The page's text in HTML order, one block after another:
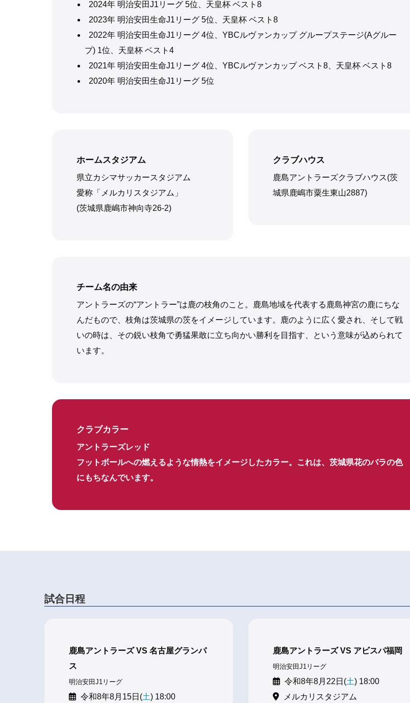
2024年 明治安田J1リーグ 5位、天皇杯 ベスト8
2023年 明治安田生命J1リーグ 5位、天皇杯 ベスト8
2022年 明治安田生命J1リーグ 4位、YBCルヴァンカップ グループステージ(Aグルー
プ) 1位、天皇杯 ベスト4
2021年 明治安田生命J1リーグ 4位、YBCルヴァンカップ ベスト8、天皇杯 ベスト8
2020年 明治安田生命J1リーグ 5位
ホームスタジアム
県立カシマサッカースタジアム
愛称「メルカリスタジアム」
(茨城県鹿嶋市神向寺26-2)
クラブハウス
鹿島アントラーズクラブハウス(茨
城県鹿嶋市粟生東山2887)
チーム名の由来
アントラーズの“アントラー”は鹿の枝角のこと。鹿島地域を代表する鹿島神宮の鹿にちな
んだもので、枝角は茨城県の茨をイメージしています。鹿のように広く愛され、そして戦
いの時は、その鋭い枝角で勇猛果敢に立ち向かい勝利を目指す、という意味が込められて
います。
クラブカラー
アントラーズレッド
フットボールへの燃えるような情熱をイメージしたカラー。これは、茨城県花のバラの色
にもちなんでいます。
試合日程
鹿島アントラーズ VS 名古屋グランパ
ス
明治安田J1リーグ
令和8年8月15日(土) 18:00
鹿島アントラーズ VS アビスパ福岡
明治安田J1リーグ
令和8年8月22日(土) 18:00
メルカリスタジアム